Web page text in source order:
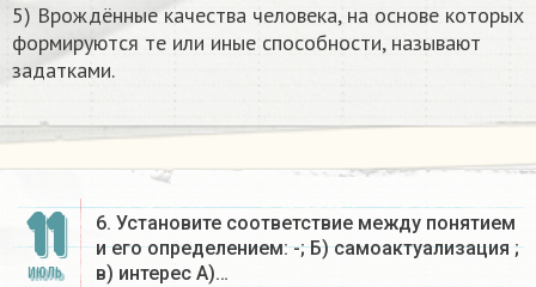
5) Врождённые качества человека, на основе которых
формируются те или иные способности, называют
задатками.
11
ИЮЛЬ
6. Установите соответствие между понятием
и его определением: -; Б) самоактуализация ;
в) интерес А)…